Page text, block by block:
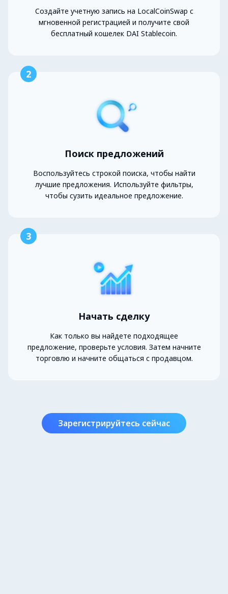
Создайте учетную запись на LocalCoinSwap с
мгновенной регистрацией и получите свой
бесплатный кошелек DAI Stablecoin.
2
Поиск предложений
Воспользуйтесь строкой поиска, чтобы найти
лучшие предложения. Используйте фильтры,
чтобы сузить идеальное предложение.
3
Начать сделку
Как только вы найдете подходящее
предложение, проверьте условия. Затем начните
торговлю и начните общаться с продавцом.
Зарегистрируйтесь сейчас